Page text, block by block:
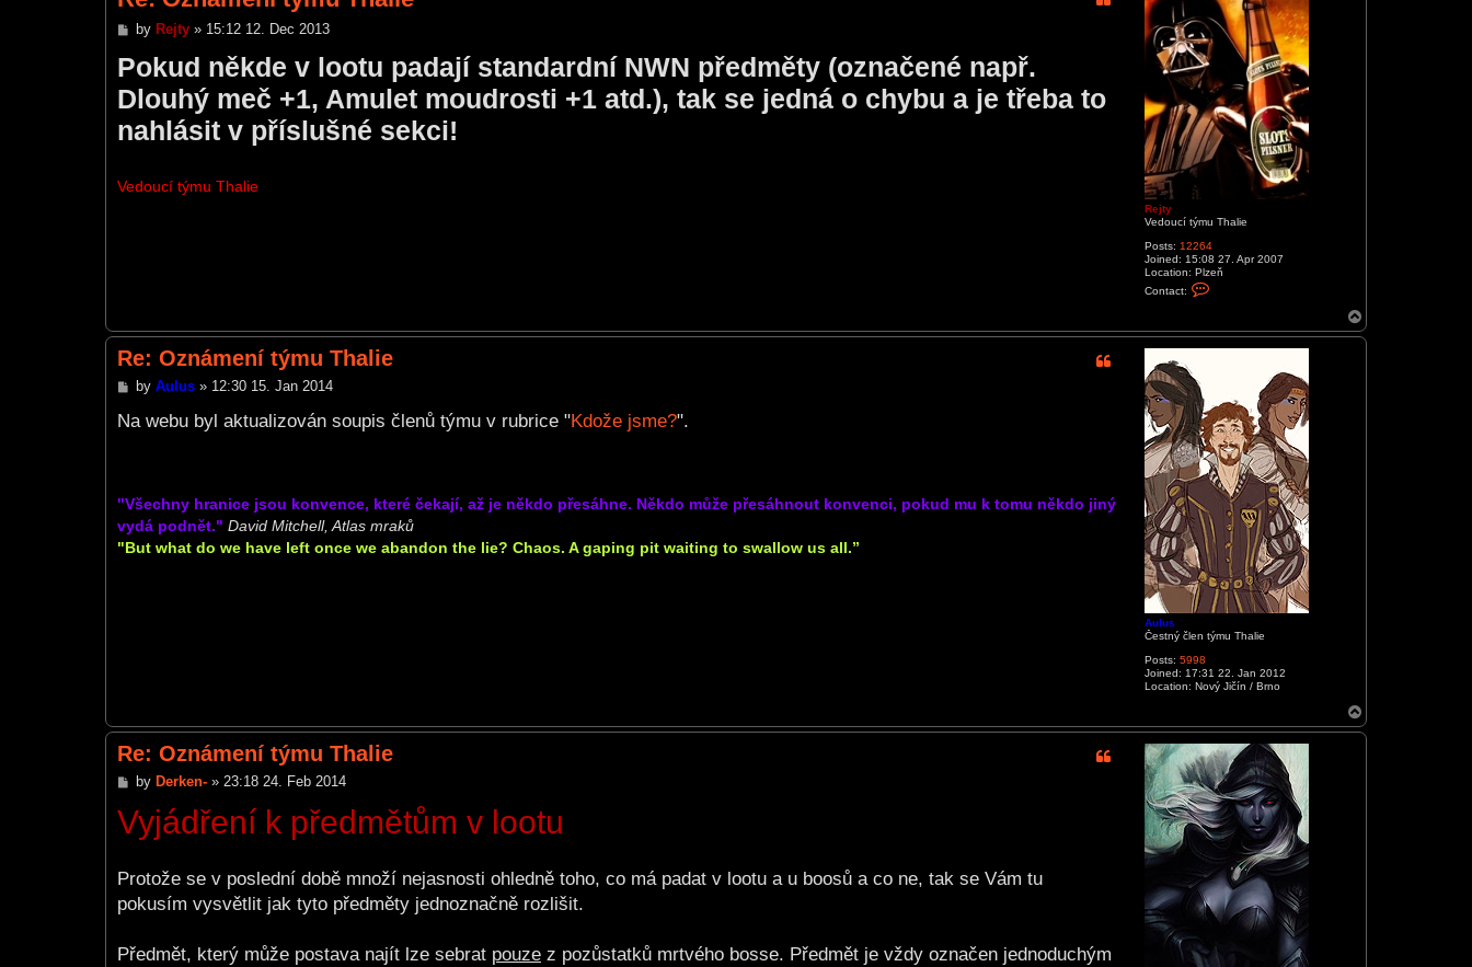
Rejty
Vedoucí týmu Thalie
Posts: 12264
Joined: 15:08 27. Apr 2007
Location: Plzeň
Contact:
a
c
j
t
y
P
s
by Rejty» 15:12 12. Dec 2013
Pokud někde v lootu padají standardní NWN předměty (označené např.
Dlouhý meč +1, Amulet moudrosti +1 atd.), tak se jedná o chybu a je třeba to
nahlásit v příslušné sekci!
Vedoucí týmu Thalie
o
p
Aulus
Čestný člen týmu Thalie
Posts: 5998
Joined: 17:31 22. Jan 2012
Location: Nový Jičín / Brno
Re: Oznámení týmu Thalie
P
s
by Aulus» 12:30 15. Jan 2014
Na webu byl aktualizován soupis členů týmu v rubrice "Kdože jsme?".
"Všechny hranice jsou konvence, které čekají, až je někdo přesáhne. Někdo může přesáhnout konvenci, pokud mu k tomu někdo jiný
vydá podnět." David Mitchell, Atlas mraků
"But what do we have left once we abandon the lie? Chaos. A gaping pit waiting to swallow us all.”
o
p
Re: Oznámení týmu Thalie
P
s
t
by Derken-» 23:18 24. Feb 2014
Vyjádření k předmětům v lootu
Protože se v poslední době množí nejasnosti ohledně toho, co má padat v lootu a u boosů a co ne, tak se Vám tu
pokusím vysvětlit jak tyto předměty jednoznačně rozlišit.
Předmět, který může postava najít lze sebrat pouze z pozůstatků mrtvého bosse. Předmět je vždy označen jednoduchým